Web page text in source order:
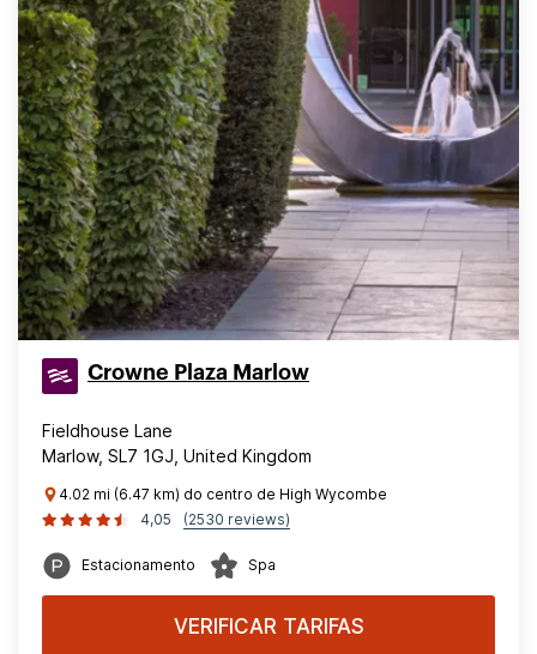
Crowne Plaza Marlow
Fieldhouse Lane
Marlow, SL7 1GJ, United Kingdom
4.02 mi (6.47 km) do centro de High Wycombe
4,05
(2530 reviews)
Estacionamento Spa
VERIFICAR TARIFAS